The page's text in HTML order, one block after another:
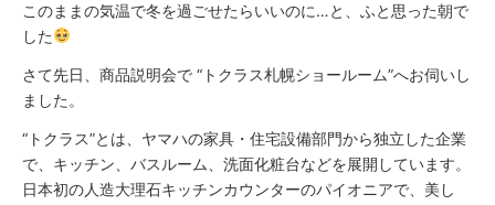
このままの気温で冬を過ごせたらいいのに…と、ふと思った朝で
した
さて先日、商品説明会で “トクラス札幌ショールーム”へお伺いし
ました。
“トクラス”とは、ヤマハの家具・住宅設備部門から独立した企業
で、キッチン、バスルーム、洗面化粧台などを展開しています。
日本初の人造大理石キッチンカウンターのパイオニアで、美し